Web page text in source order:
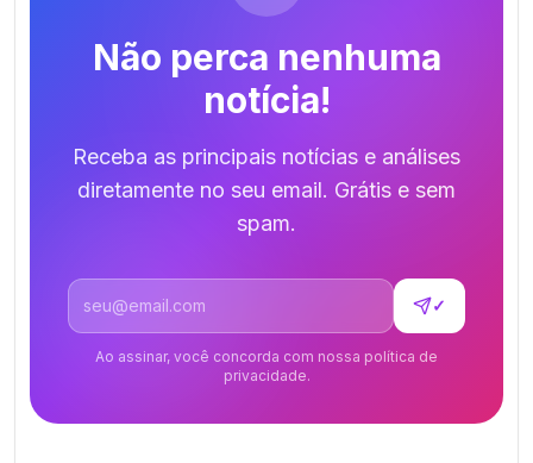
Não perca nenhuma
notícia!
Receba as principais notícias e análises
diretamente no seu email. Grátis e sem
spam.
Endereço de email
✓
Ao assinar, você concorda com nossa política de
privacidade.